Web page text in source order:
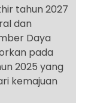
tahun 2027
dan
Daya
pada
2025 yang
kemajuan